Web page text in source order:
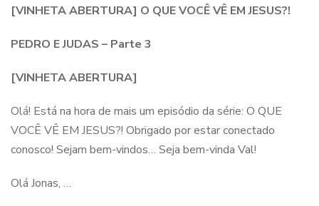
[VINHETA ABERTURA] O QUE VOCÊ VÊ EM JESUS?!
PEDRO E JUDAS – Parte 3
[VINHETA ABERTURA]
Olá! Está na hora de mais um episódio da série: O QUE
VOCÊ VÊ EM JESUS?! Obrigado por estar conectado
conosco! Sejam bem-vindos… Seja bem-vinda Val!
Olá Jonas, …